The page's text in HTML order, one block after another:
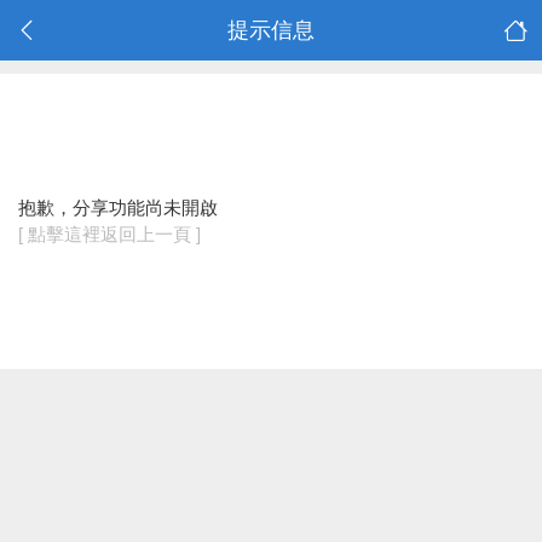
提示信息
抱歉，分享功能尚未開啟
[ 點擊這裡返回上一頁 ]